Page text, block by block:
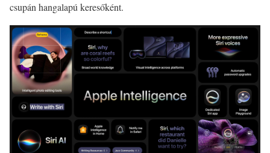
csupán hangalapú keresőként.